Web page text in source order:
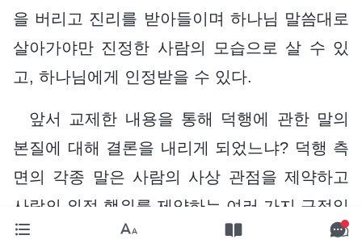
을 버리고 진리를 받아들이며 하나님 말씀대로
살아가야만 진정한 사람의 모습으로 살 수 있
고, 하나님에게 인정받을 수 있다.
앞서 교제한 내용을 통해 덕행에 관한 말의
본질에 대해 결론을 내리게 되었느냐? 덕행 측
면의 각종 말은 사람의 사상 관점을 제약하고
사람의 외적 행위를 제약하는 여러 가지 규정일
뿐, 절대 처신의 원칙이나 준칙이 아니며, 각종